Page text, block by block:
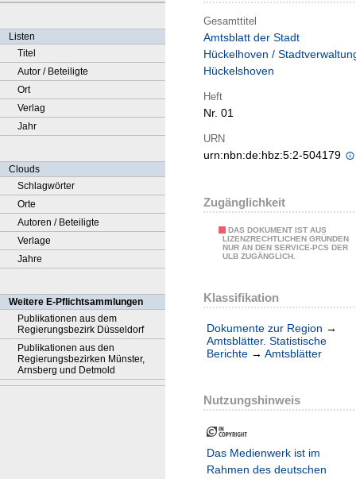
Listen
Titel
Autor / Beteiligte
Ort
Verlag
Jahr
Clouds
Schlagwörter
Orte
Autoren / Beteiligte
Verlage
Jahre
Weitere E-Pflichtsammlungen
Publikationen aus dem
Regierungsbezirk Düsseldorf
Publikationen aus den
Regierungsbezirken Münster,
Arnsberg und Detmold
Gesamttitel
Amtsblatt der Stadt
Hückelhoven /
Hückelshoven
Heft
Nr. 01
URN
urn:nbn:de:hbz:5:2-504179
Zugänglichkeit
DAS DOKUMENT IST AUS
LIZENZRECHTLICHEN GRÜNDEN
NUR AN DEN SERVICE-PCS DER
ULB ZUGÄNGLICH.
Klassifikation
Dokumente zur Region →
Amtsblätter. Statistische
Berichte → Amtsblätter
Nutzungshinweis
Das Medienwerk ist im
Rahmen des deutschen